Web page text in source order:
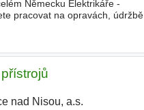
Německu Elektrikáře -
pracovat na opravách, údržbě
nad Nisou, a.s.